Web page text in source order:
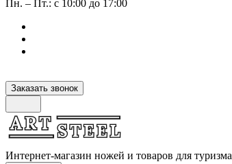
Пн. – Пт.: с 10:00 до 17:00
Заказать звонок
Интернет-магазин ножей и товаров для туризма